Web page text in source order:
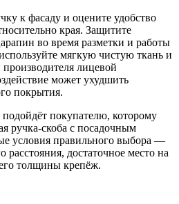
к фасаду и оцените удобство
края. Защитите
во время разметки и работы
мягкую чистую ткань и
лицевой
может ухудшить
покрытия.
покупателю, которому
ручка-скоба с посадочным
условия правильного выбора —
расстояния, достаточное место на
толщины крепёж.